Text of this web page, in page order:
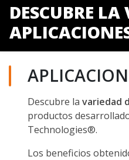
DESCUBRE
Descubre la variedad
productos
Technologies®.
Los beneficios